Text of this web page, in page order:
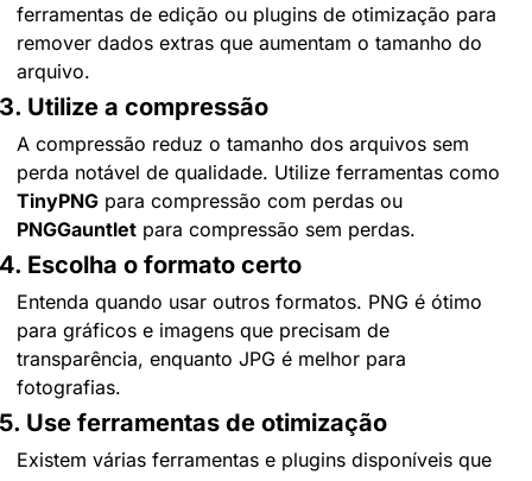
ferramentas de edição ou plugins de otimização para
remover dados extras que aumentam o tamanho do
arquivo.
3. Utilize a compressão
A compressão reduz o tamanho dos arquivos sem
TinyPNG
PNGGauntlet para compressão sem perdas.
4. Escolha o formato certo
Entenda quando usar outros formatos. PNG é ótimo
para gráficos e imagens que precisam de
transparência, enquanto JPG é melhor para
fotografias.
5. Use ferramentas de otimização
Existem várias ferramentas e plugins disponíveis que